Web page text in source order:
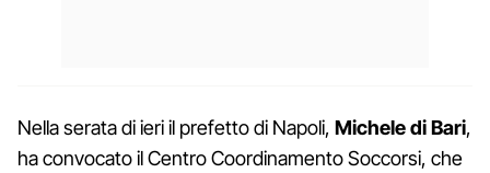
Nella serata di ieri il prefetto di Napoli, Michele di Bari,
ha convocato il Centro Coordinamento Soccorsi, che